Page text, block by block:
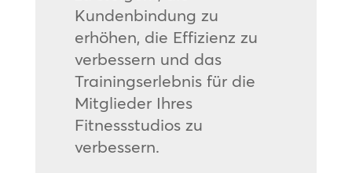
Kundenbindung zu
erhöhen, die Effizienz zu
verbessern und das
Trainingserlebnis für die
Mitglieder Ihres
Fitnessstudios zu
verbessern.